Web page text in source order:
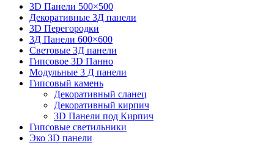
3D Панели 500×500
Декоративные 3Д панели
3D Перегородки
3Д Панели 600×600
Световые 3Д панели
Гипсовое 3D Панно
Модульные 3 Д панели
Гипсовый камень
Декоративный сланец
Декоративный кирпич
3D Панели под Кирпич
Гипсовые светильники
Эко 3D панели